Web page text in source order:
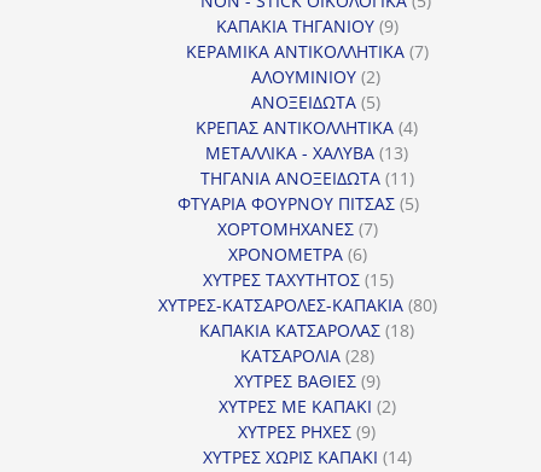
ΚΑΠΑΚΙΑ ΤΗΓΑΝΙΟΥ 99
προϊόντα
ΚΕΡΑΜΙΚΑ ΑΝΤΙΚΟΛΛΗΤΙΚΑ 77
ΑΛΟΥΜΙΝΙΟΥ 22
προϊόντα
ΑΝΟΞΕΙΔΩΤΑ 55
προϊόντα
ΚΡΕΠΑΣ ΑΝΤΙΚΟΛΛΗΤΙΚΑ 44
ΜΕΤΑΛΛΙΚΑ - ΧΑΛΥΒΑ 1313
προϊόντα
ΤΗΓΑΝΙΑ ΑΝΟΞΕΙΔΩΤΑ 1111
προϊόντα
ΦΤΥΑΡΙΑ ΦΟΥΡΝΟΥ ΠΙΤΣΑΣ 55
ΧΟΡΤΟΜΗΧΑΝΕΣ 77
ΧΡΟΝΟΜΕΤΡΑ 66
προϊόντα
ΧΥΤΡΕΣ ΤΑΧΥΤΗΤΟΣ 1515
προϊόντα
ΧΥΤΡΕΣ-ΚΑΤΣΑΡΟΛΕΣ-ΚΑΠΑΚΙΑ 8080
ΚΑΠΑΚΙΑ ΚΑΤΣΑΡΟΛΑΣ 1818
ΚΑΤΣΑΡΟΛΙΑ 2828
προϊόντα
ΧΥΤΡΕΣ ΒΑΘΙΕΣ 99
προϊόντα
ΧΥΤΡΕΣ ΜΕ ΚΑΠΑΚΙ 22
ΧΥΤΡΕΣ ΡΗΧΕΣ 99
προϊόντα
ΧΥΤΡΕΣ ΧΩΡΙΣ ΚΑΠΑΚΙ 1414